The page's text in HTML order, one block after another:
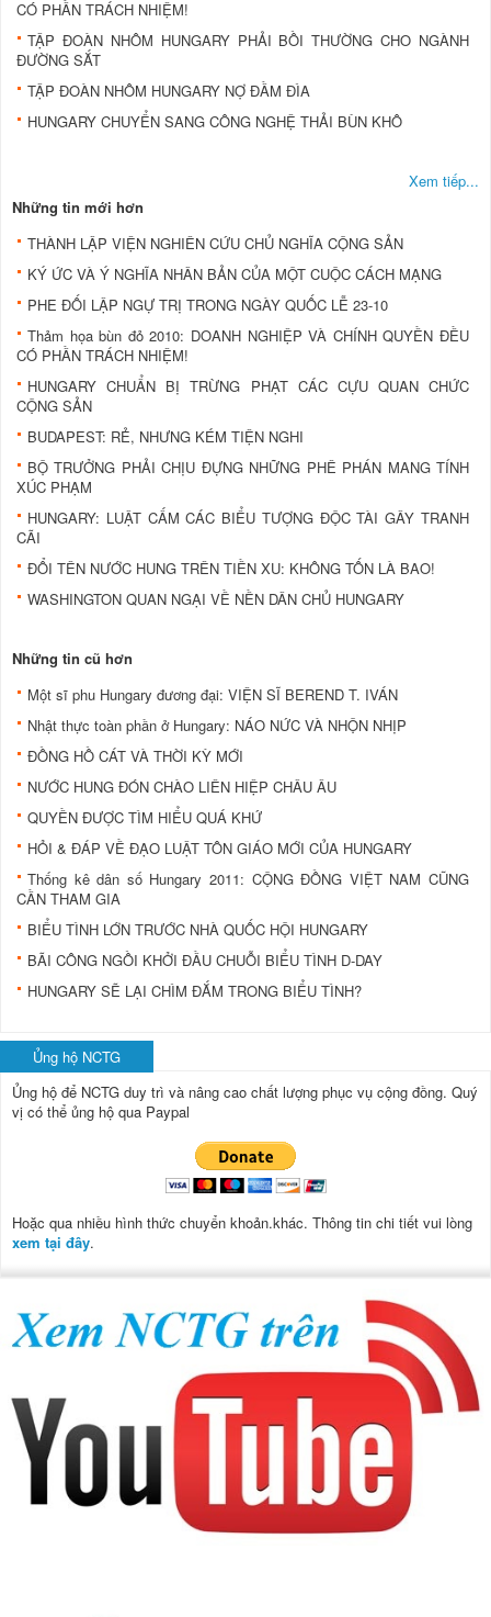
CÓ PHẦN TRÁCH NHIỆM!
TẬP ÐOÀN NHÔM HUNGARY PHẢI BỒI THƯỜNG CHO NGÀNH
ÐƯỜNG SẮT
TẬP ÐOÀN NHÔM HUNGARY NỢ ÐẦM ÐÌA
HUNGARY CHUYỂN SANG CÔNG NGHỆ THẢI BÙN KHÔ
Xem tiếp...
Những tin mới hơn
THÀNH LẬP VIỆN NGHIÊN CỨU CHỦ NGHĨA CỘNG SẢN
KÝ ỨC VÀ Ý NGHĨA NHÂN BẢN CỦA MỘT CUỘC CÁCH MẠNG
PHE ÐỐI LẬP NGỰ TRỊ TRONG NGÀY QUỐC LỄ 23-10
Thảm họa bùn đỏ 2010: DOANH NGHIỆP VÀ CHÍNH QUYỀN ÐỀU
CÓ PHẦN TRÁCH NHIỆM!
HUNGARY CHUẨN BỊ TRỪNG PHẠT CÁC CỰU QUAN CHỨC
CỘNG SẢN
BUDAPEST: RẺ, NHƯNG KÉM TIỆN NGHI
BỘ TRƯỞNG PHẢI CHỊU ÐỰNG NHỮNG PHÊ PHÁN MANG TÍNH
XÚC PHẠM
HUNGARY: LUẬT CẤM CÁC BIỂU TƯỢNG ÐỘC TÀI GÂY TRANH
CÃI
ÐỔI TÊN NƯỚC HUNG TRÊN TIỀN XU: KHÔNG TỐN LÀ BAO!
WASHINGTON QUAN NGẠI VỀ NỀN DÂN CHỦ HUNGARY
Những tin cũ hơn
Một sĩ phu Hungary đương đại: VIỆN SĨ BEREND T. IVÁN
Nhật thực toàn phần ở Hungary: NÁO NỨC VÀ NHỘN NHỊP
ĐỒNG HỒ CÁT VÀ THỜI KỲ MỚI
NƯỚC HUNG ĐÓN CHÀO LIÊN HIỆP CHÂU ÂU
QUYỀN ĐƯỢC TÌM HIỂU QUÁ KHỨ
HỎI & ÐÁP VỀ ÐẠO LUẬT TÔN GIÁO MỚI CỦA HUNGARY
Thống kê dân số Hungary 2011: CỘNG ÐỒNG VIỆT NAM CŨNG
CẦN THAM GIA
BIỂU TÌNH LỚN TRƯỚC NHÀ QUỐC HỘI HUNGARY
BÃI CÔNG NGỒI KHỞI ÐẦU CHUỖI BIỂU TÌNH D-DAY
HUNGARY SẼ LẠI CHÌM ÐẮM TRONG BIỂU TÌNH?
Ủng hộ NCTG
Ủng hộ để NCTG duy trì và nâng cao chất lượng phục vụ cộng đồng. Quý
vị có thể ủng hộ qua Paypal
Hoặc qua nhiều hình thức chuyển khoản.khác. Thông tin chi tiết vui lòng
xem tại đây.